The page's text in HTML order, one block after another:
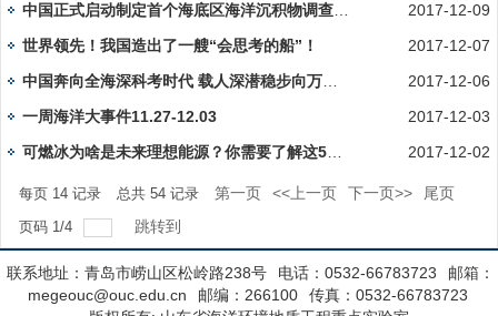
2017-12-09
世界领先！我国造出了一艘“会思考的船”！
2017-12-07
2017-12-06
一周海洋大事件11.27-12.03
2017-12-03
2017-12-02
每页 14 记录 总共 54 记录 第一页 <<上一页 下一页>> 尾页
页码 1/4 跳转到
联系地址：青岛市崂山区松岭路238号 电话：0532-66783723
邮箱：
megeouc@ouc.edu.cn
邮编：266100
传真：0532-66783723